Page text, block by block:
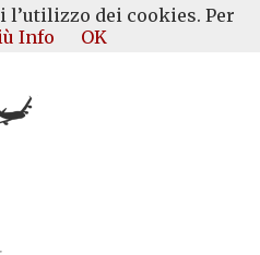
l’utilizzo dei cookies. Per
Info OK